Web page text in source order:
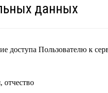
данных
доступа Пользователю к
отчество